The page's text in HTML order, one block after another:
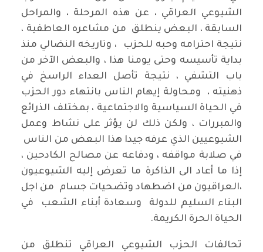
الشيوعي العراقي ، عن هذه المرحلة ، والمراحل
السابقة ، البعض ينطلق من مشاعره العاطفية ،
نتيجة احترامه وحبه للحزب ، وتاريخه النضالي منذ
بداية تأسيسه وحتى يومنا هذا ، والبعض الآخر من
باب التشفي ، نتيجة تأصل العداء الراسخ في
ذهنيته ، ومحاولة إيهام الناس بانتهاء دور الحزب
في الحياة السياسية والاجتماعية ، بمختلف الذرائع
والمبررات ، ولكن ذلك لن يؤثر على نشاط وعمل
الشيوعيين الذي عرفه جيدا هذا البعض من الناس
في صلابة مواقفه ، ودفاعه عن مصالح الكادحين ،
إذا ما أعاد الى الذاكرة ما تعرض إليه الشيوعيون
،العراقيون من اضطهاد وتضحيات جسام من اجل
البناء السليم للدولة وسعادة أبناء الشعب في
الحياة الحرة الكريمة.
تحالفات الحزب الشيوعي العراقي تنطلق من